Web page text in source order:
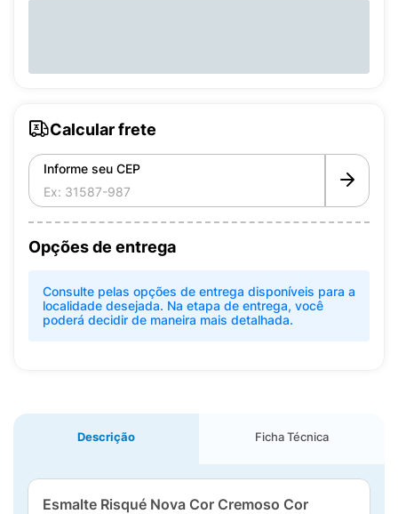
Calcular frete
Informe seu CEP
Opções de entrega
Consulte pelas opções de entrega disponíveis para a
localidade desejada. Na etapa de entrega, você
poderá decidir de maneira mais detalhada.
Descrição Ficha Técnica
Esmalte Risqué Nova Cor Cremoso Cor